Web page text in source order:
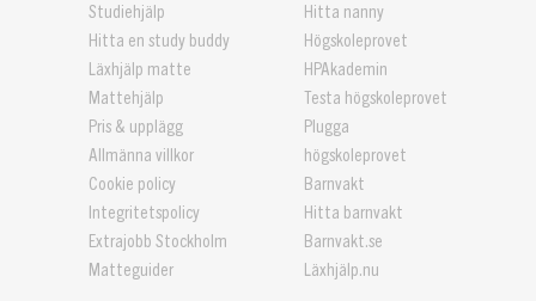
Studiehjälp
Hitta en study buddy
Läxhjälp matte
Mattehjälp
Pris & upplägg
Allmänna villkor
Cookie policy
Integritetspolicy
Extrajobb Stockholm
Matteguider
Hitta nanny
Högskoleprovet
HPAkademin
Testa högskoleprovet
Plugga
högskoleprovet
Barnvakt
Hitta barnvakt
Barnvakt.se
Läxhjälp.nu